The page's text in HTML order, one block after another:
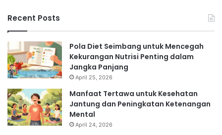
Recent Posts
Pola Diet Seimbang untuk Mencegah
Kekurangan Nutrisi Penting dalam
Jangka Panjang
April 25, 2026
Manfaat Tertawa untuk Kesehatan
Jantung dan Peningkatan Ketenangan
Mental
April 24, 2026